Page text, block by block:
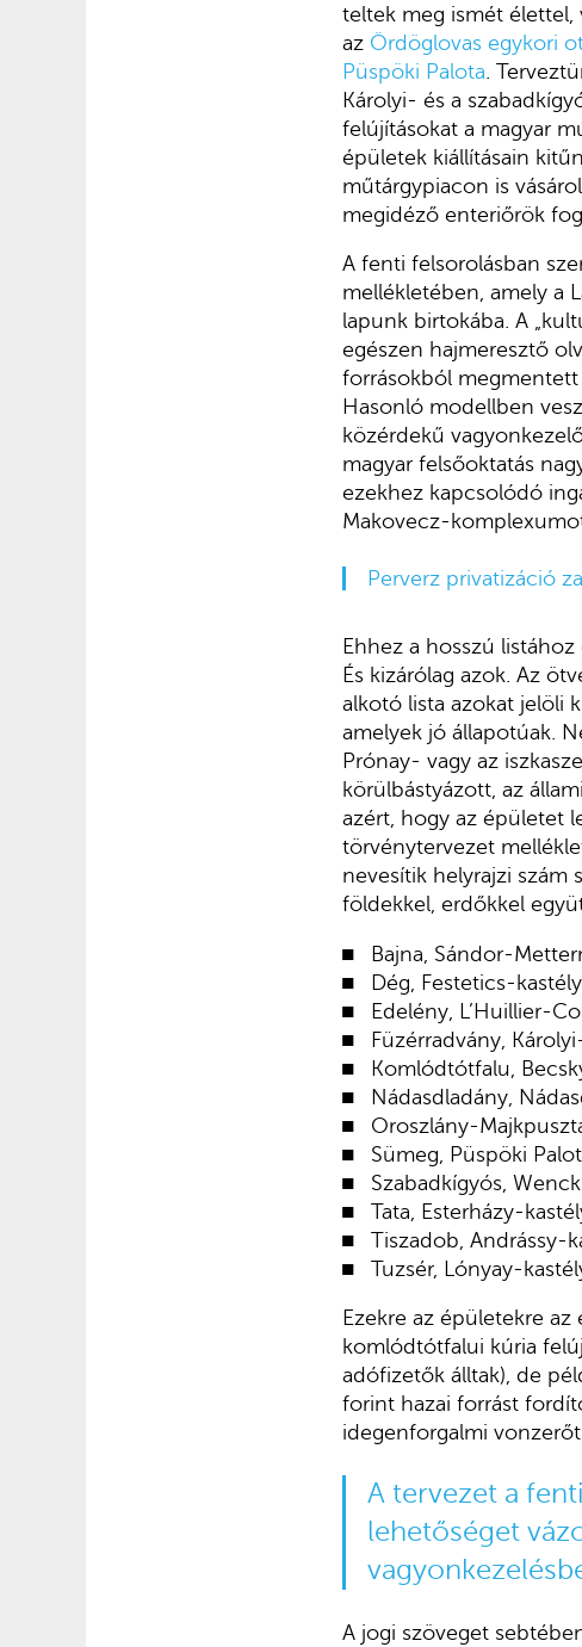
teltek meg ismét élettel,
az Ördöglovas egykori
Püspöki Palota .
Károlyi- és a
felújításokat a magyar
épületek kiállításain
műtárgypiacon is
megidéző enteriőrök
A fenti felsorolásban
mellékletében, amely a
lapunk birtokába. A
egészen hajmeresztő
forrásokból
Hasonló modellben
közérdekű
magyar felsőoktatás
ezekhez kapcsolódó
Makovecz-
Perverz privatizáció
Ehhez a hosszú
És kizárólag azok. Az
alkotó lista azokat jelöli
amelyek jó állapotúak.
Prónay- vagy az
körülbástyázott, az
azért, hogy az épületet
törvénytervezet
nevesítik helyrajzi szám
földekkel, erdőkkel
Bajna, Sándor-
Dég, Festetics-kastély
Edelény, L’Huillier-
Füzérradvány,
Komlódtótfalu,
Nádasdladány,
Oroszlány-
Sümeg, Püspöki
Szabadkígyós,
Tata, Esterházy-
Tiszadob, Andrássy-
Tuzsér, Lónyay-
Ezekre az épületekre
komlódtótfalui kúria
adófizetők álltak), de
forint hazai forrást
idegenforgalmi
A tervezet a
lehetőséget
A jogi szöveget